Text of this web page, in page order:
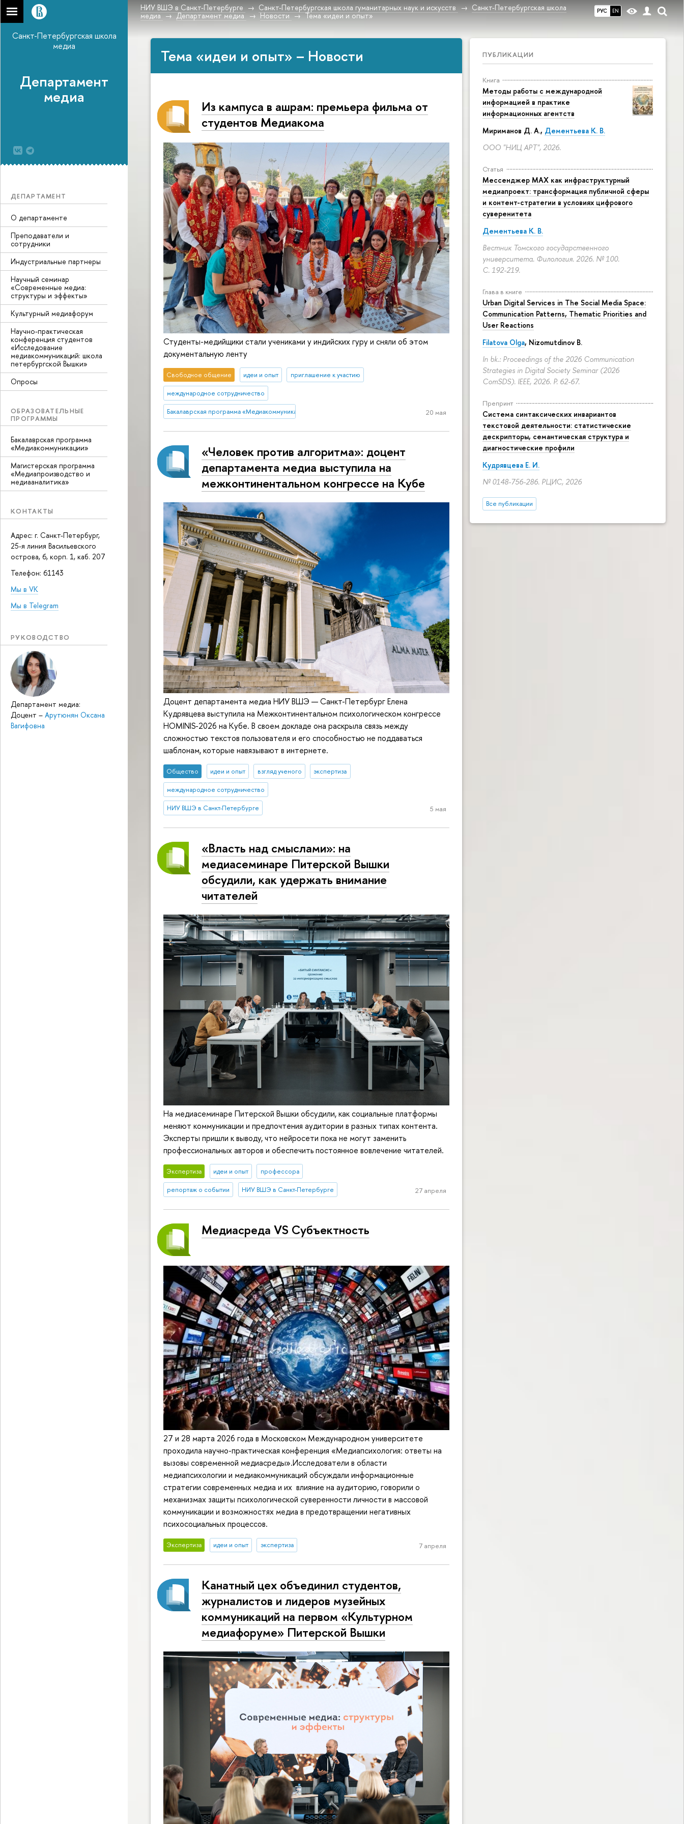
РУС EN
НИУ ВШЭ в Санкт-Петербурге Санкт-Петербургская школа гуманитарных наук и искусств
Санкт-Петербургская школа
медиа
Департамент медиа Новости Тема «идеи и опыт»
Санкт-Петербургская школа
медиа
Департамент
медиа
ДЕПАРТАМЕНТ
О департаменте
Преподаватели и
сотрудники
Индустриальные партнеры
Научный семинар
«Современные медиа:
структуры и эффекты»
Культурный медиафорум
Научно-практическая
конференция студентов
«Исследование
медиакоммуникаций: школа
петербургской Вышки»
Опросы
ОБРАЗОВАТЕЛЬНЫЕ
ПРОГРАММЫ
Бакалаврская программа
«Медиакоммуникации»
Магистерская программа
«Медиапроизводство и
медиааналитика»
КОНТАКТЫ
Адрес: г. Санкт-Петербург,
25-я линия Васильевского
острова, 6, корп. 1, каб. 207
Телефон: 61143
Мы в VK
Мы в Telegram
РУКОВОДСТВО
Департамент медиа:
Доцент – Арутюнян Оксана
Вагифовна
ПУБЛИКАЦИИ
Книга
Методы работы с международной
информацией в практике
информационных агентств
Мириманов Д. А., Дементьева К. В.
ООО "НИЦ АРТ", 2026.
Статья
Мессенджер MAX как инфраструктурный
медиапроект: трансформация публичной сферы
и контент-стратегии в условиях цифрового
суверенитета
Дементьева К. В.
Вестник Томского государственного
университета. Филология. 2026. № 100.
С. 192-219.
Глава в книге
Urban Digital Services in The Social Media Space:
Communication Patterns, Thematic Priorities and
User Reactions
Filatova Olga, Nizomutdinov B.
In bk.: Proceedings of the 2026 Communication
Strategies in Digital Society Seminar (2026
ComSDS). IEEE, 2026. P. 62-67.
Препринт
Система синтаксических инвариантов
текстовой деятельности: статистические
дескрипторы, семантическая структура и
диагностические профили
Кудрявцева Е. И.
№ 0148-756-286. РЦИС, 2026
Все публикации
Тема «идеи и опыт» – Новости
Из кампуса в ашрам: премьера фильма от
студентов Медиакома
Студенты-медийщики стали учениками у индийских гуру и сняли об этом
документальную ленту
Свободное общение идеи и опыт приглашение к участию
международное сотрудничество
Бакалаврская программа «Медиакоммуникации» 20 мая
«Человек против алгоритма»: доцент
департамента медиа выступила на
межконтинентальном конгрессе на Кубе
Доцент департамента медиа НИУ ВШЭ — Санкт-Петербург Елена
Кудрявцева выступила на Межконтинентальном психологическом конгрессе
HOMINIS-2026 на Кубе. В своем докладе она раскрыла связь между
сложностью текстов пользователя и его способностью не поддаваться
шаблонам, которые навязывают в интернете.
Общество идеи и опыт взгляд ученого экспертиза
международное сотрудничество
НИУ ВШЭ в Санкт-Петербурге 5 мая
«Власть над смыслами»: на
медиасеминаре Питерской Вышки
обсудили, как удержать внимание
читателей
На медиасеминаре Питерской Вышки обсудили, как социальные платформы
меняют коммуникации и предпочтения аудитории в разных типах контента.
Эксперты пришли к выводу, что нейросети пока не могут заменить
профессиональных авторов и обеспечить постоянное вовлечение читателей.
Экспертиза идеи и опыт профессора
репортаж о событии НИУ ВШЭ в Санкт-Петербурге 27 апреля
Медиасреда VS Субъектность
27 и 28 марта 2026 года в Московском Международном университете
проходила научно-практическая конференция «Медиапсихология: ответы на
вызовы современной медиасреды».Исследователи в области
медиапсихологии и медиакоммуникаций обсуждали информационные
стратегии современных медиа и их влияние на аудиторию, говорили о
механизмах защиты психологической суверенности личности в массовой
коммуникации и возможностях медиа в предотвращении негативных
психосоциальных процессов.
Экспертиза идеи и опыт экспертиза 7 апреля
Канатный цех объединил студентов,
журналистов и лидеров музейных
коммуникаций на первом «Культурном
медиафоруме» Питерской Вышки